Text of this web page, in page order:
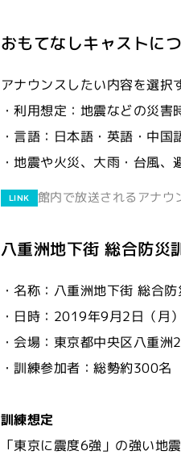
おもてなしキャストに
アナウンスしたい内容を選択
・利用想定：地震などの災
・言語：日本語・英語・中
・地震や火災、大雨・台風
LINK 館内で放送されるアナウ
八重洲地下街 総合防災
・名称：八重洲地下街 総合
・日時：2019年9月2日（月
・会場：東京都中央区八重
・訓練参加者：総勢約300名
訓練想定
「東京に震度6強」の強い地